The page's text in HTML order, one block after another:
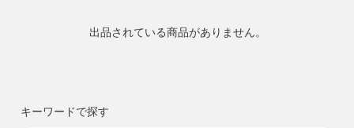
出品されている商品がありません。
キーワードで探す